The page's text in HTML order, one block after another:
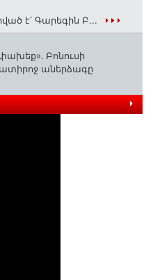
է՝ Գարեգին Բ...
Բոնուսի
աներձագը